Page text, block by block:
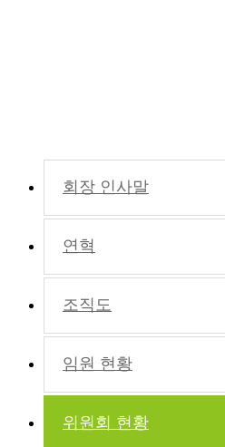
회장 인사말
연혁
조직도
임원 현황
위원회 현황